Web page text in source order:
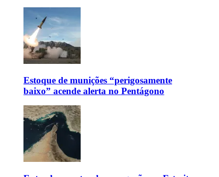
Estoque de munições “perigosamente
baixo” acende alerta no Pentágono